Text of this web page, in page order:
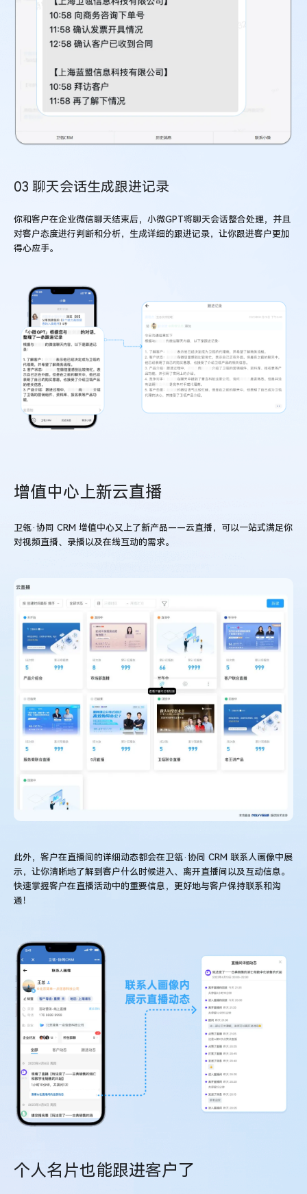
03 聊天会话生成跟进记录
你和客户在企业微信聊天结束后，小微GPT将聊天会话整合处理，并且
对客户态度进行判断和分析，生成详细的跟进记录，让你跟进客户更加
得心应手。
增值中心上新云直播
卫瓴·协同 CRM 增值中心又上了新产品——云直播，可以一站式满足你
对视频直播、录播以及在线互动的需求。
此外，客户在直播间的详细动态都会在卫瓴·协同 CRM 联系人画像中展
示，让你清晰地了解到客户什么时候进入、离开直播间以及互动信息。
快速掌握客户在直播活动中的重要信息，更好地与客户保持联系和沟
通！
个人名片也能跟进客户了